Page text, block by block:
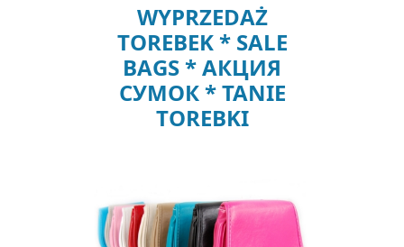
WYPRZEDAŻ
TOREBEK * SALE
BAGS * AКЦИЯ
СУМОК * TANIE
TOREBKI